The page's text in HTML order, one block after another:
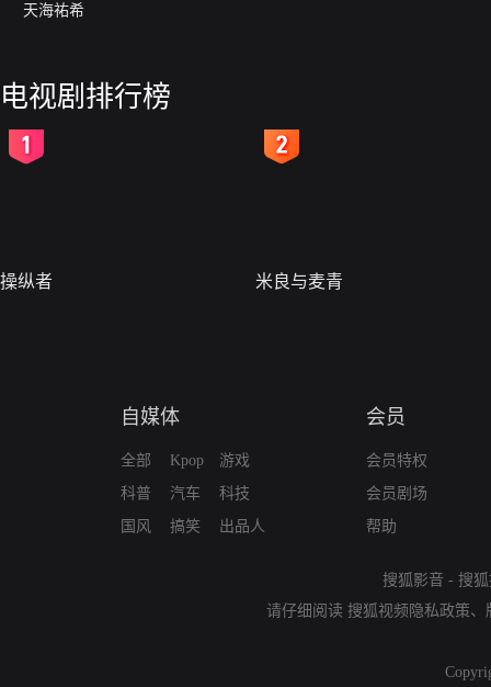
天海祐希
电视剧排行榜
操纵者 米良与麦青
自媒体
全部
科普
国风
Kpop
汽车
搞笑
游戏
科技
出品人
会员
会员特权
会员剧场
帮助
搜狐影音 - 搜
请仔细阅读 搜狐视频隐私政策、